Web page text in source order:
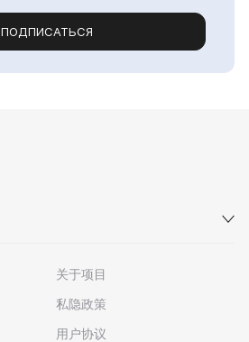
ПОДПИСАТЬСЯ
关于项目
私隐政策
用户协议